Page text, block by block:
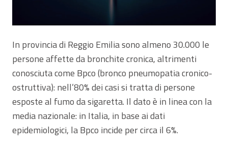
In provincia di Reggio Emilia sono almeno 30.000 le
persone affette da bronchite cronica, altrimenti
conosciuta come Bpco (bronco pneumopatia cronico-
ostruttiva): nell’80% dei casi si tratta di persone
esposte al fumo da sigaretta. Il dato è in linea con la
media nazionale: in Italia, in base ai dati
epidemiologici, la Bpco incide per circa il 6%.